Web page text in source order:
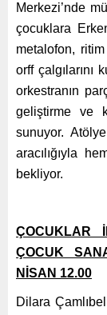
Merkezi’nde
çocuklara
metalofon,
orff çalgılarını
orkestranın
geliştirme ve
sunuyor.
aracılığıyla
bekliyor.
ÇOCUKLAR
ÇOCUK
NİSAN 12.00
Dilara